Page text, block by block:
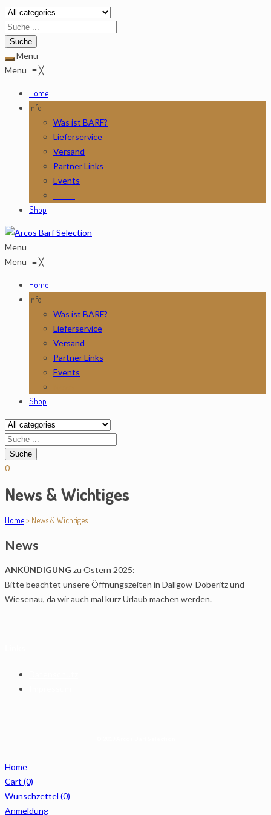
Menu
Menu ≡╳
Home
Info
Was ist BARF?
Lieferservice
Versand
Partner Links
Events
Shop
Menu
Menu ≡╳
Home
Info
Was ist BARF?
Lieferservice
Versand
Partner Links
Events
Shop
0
News & Wichtiges
Home> News & Wichtiges
News
ANKÜNDIGUNG zu Ostern 2025:
Bitte beachtet unsere Öffnungszeiten in Dallgow-Döberitz und
Wiesenau, da wir auch mal kurz Urlaub machen werden.
Home
Cart (0)
Wunschzettel (0)
Anmeldung